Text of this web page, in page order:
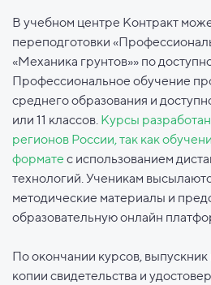
В учебном центре Контракт
переподготовки
«Механика грунтов»» по
Профессиональное обучение
среднего образования и
или 11 классов. Курсы
регионов России, так как
формате с использованием
технологий. Ученикам
методические материалы и
образовательную онлайн
По окончании курсов,
копии свидетельства и